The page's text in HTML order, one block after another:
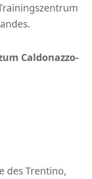
Caldonazzo-
des Trentino,